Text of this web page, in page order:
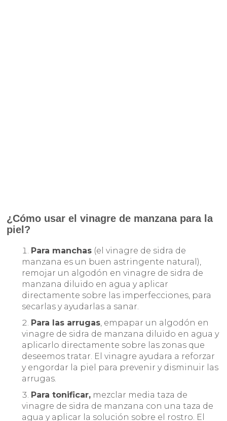
¿Cómo usar el vinagre de manzana para la
piel?
Para manchas (el vinagre de sidra de
manzana es un buen astringente natural),
remojar un algodón en vinagre de sidra de
manzana diluido en agua y aplicar
directamente sobre las imperfecciones, para
secarlas y ayudarlas a sanar.
Para las arrugas, empapar un algodón en
vinagre de sidra de manzana diluido en agua y
aplicarlo directamente sobre las zonas que
deseemos tratar. El vinagre ayudara a reforzar
y engordar la piel para prevenir y disminuir las
arrugas.
Para tonificar, mezclar media taza de
vinagre de sidra de manzana con una taza de
agua y aplicar la solución sobre el rostro. El